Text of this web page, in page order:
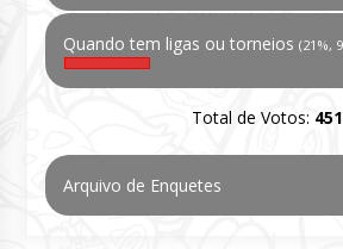
Quando tem ligas ou torneios (21%,
Total de Votos: 451
Arquivo de Enquetes